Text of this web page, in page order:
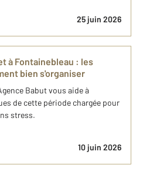
25 juin 2026
à Fontainebleau : les
bien s'organiser
Babut vous aide à
de cette période chargée pour
stress.
10 juin 2026